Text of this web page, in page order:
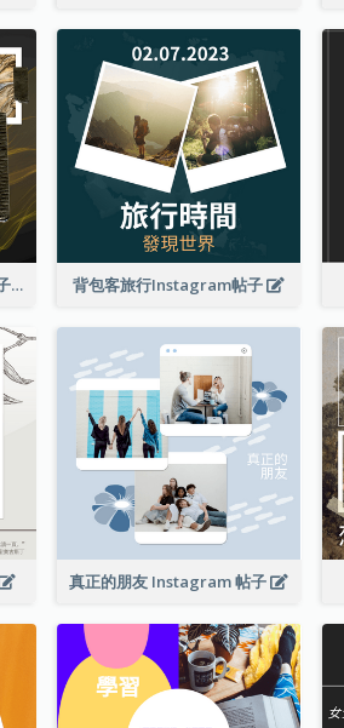
金屬工藝藝術Instagram帖子 背包客旅行Instagram帖子
真正的朋友 Instagram 帖子